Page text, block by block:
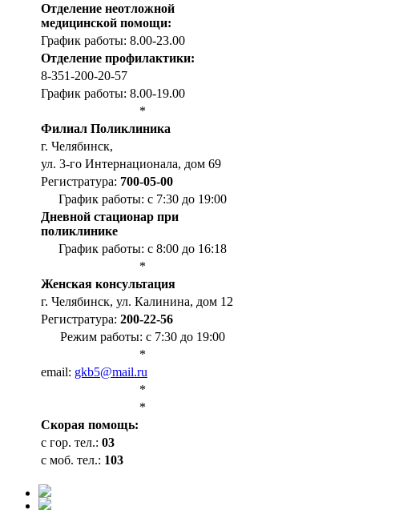
Отделение неотложной
медицинской помощи:
График работы: 8.00-23.00
Отделение профилактики:
8-351-200-20-57
График работы: 8.00-19.00
*
Филиал Поликлиника
г. Челябинск,
ул. 3-го Интернационала, дом 69
Регистратура: 700-05-00
График работы: с 7:30 до 19:00
Дневной стационар при
поликлинике
График работы: с 8:00 до 16:18
*
Женская консультация
г. Челябинск, ул. Калинина, дом 12
Регистратура: 200-22-56
Режим работы: с 7:30 до 19:00
*
email: gkb5@mail.ru
*
*
Cкорая помощь:
с гор. тел.: 03
с моб. тел.: 103